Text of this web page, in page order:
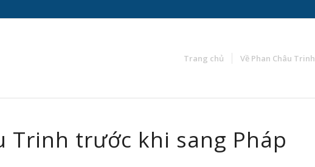
Trang chủ Về Phan Châu Trinh
Trinh trước khi sang Pháp